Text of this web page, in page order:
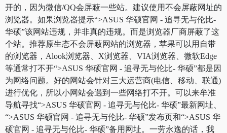
开的，因为微信/QQ会屏蔽一些站。建议使用不会屏蔽网址的
浏览器。如果浏览器提示“>ASUS 华硕官网 - 追寻无与伦比-
华硕”该网站违规，并非真的违规。而是浏览器厂商屏蔽了这
个站。推荐原生态不会屏蔽网站的浏览器，苹果可以用自带
的浏览器，Alook浏览器、X浏览器、VIA浏览器、微软Edge
等通常打不开“>ASUS 华硕官网 - 追寻无与伦比- 华硕”都是因
为网络问题。好的网站会针对三大运营商(电信、移动、联通)
进行优化，所以小网站会遇到一些网络打不开。可以来牟准
导航寻找“>ASUS 华硕官网 - 追寻无与伦比- 华硕”最新网址、
“>ASUS 华硕官网 - 追寻无与伦比- 华硕”发布页和“>ASUS 华
硕官网 - 追寻无与伦比- 华硕”备用网址。一劳永逸的话，我